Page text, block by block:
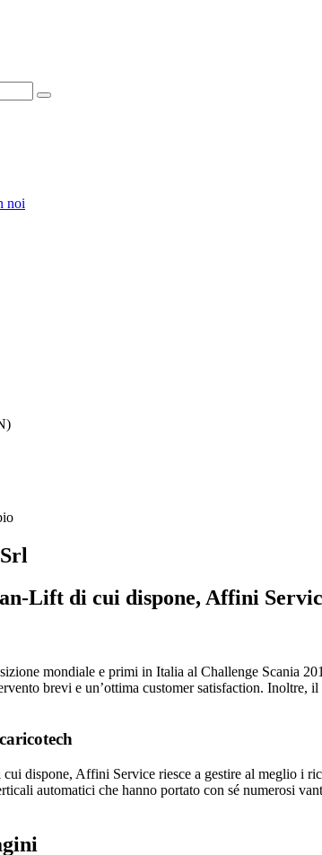
noi
Lift di cui dispone, Affini
mondiale e primi in Italia al Challenge Scania
brevi e un’ottima customer satisfaction. Inoltre,
dispone, Affini Service riesce a gestire al meglio i
automatici che hanno portato con sé numerosi